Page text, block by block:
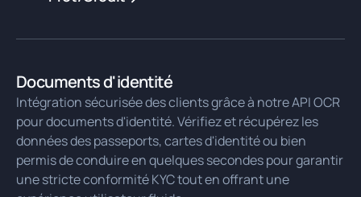
Documents d'identité
Intégration sécurisée des clients grâce à notre API OCR
pour documents d'identité. Vérifiez et récupérez les
données des passeports, cartes d'identité ou bien
permis de conduire en quelques secondes pour garantir
une stricte conformité KYC tout en offrant une